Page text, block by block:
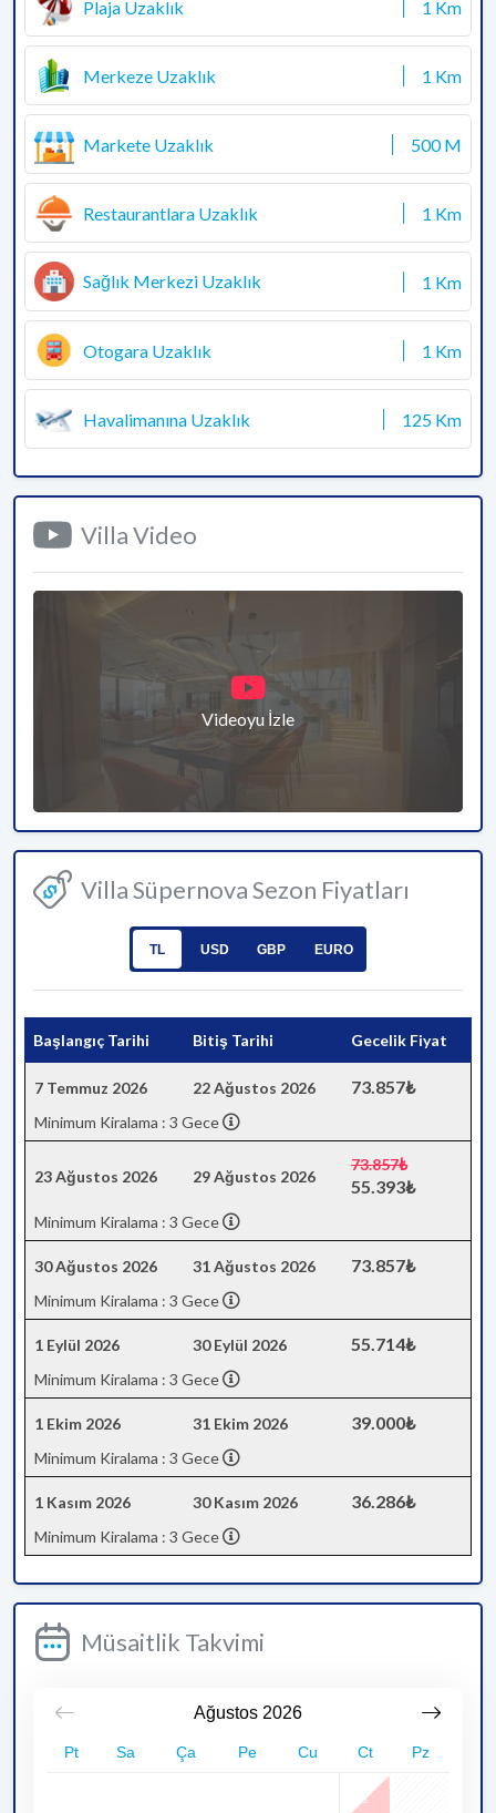
Plaja Uzaklık 1 Km
Merkeze Uzaklık 1 Km
Markete Uzaklık 500 M
Restaurantlara Uzaklık 1 Km
Sağlık Merkezi Uzaklık 1 Km
Otogara Uzaklık 1 Km
Havalimanına Uzaklık 125 Km
Villa Video
Videoyu İzle
Villa Süpernova Sezon Fiyatları
TL USD GBP EURO
Başlangıç Tarihi Bitiş Tarihi Gecelik Fiyat
7 Temmuz 2026 22 Ağustos 2026 73.857₺
Minimum Kiralama : 3 Gece
23 Ağustos 2026 29 Ağustos 2026
73.857₺
55.393₺
Minimum Kiralama : 3 Gece
30 Ağustos 2026 31 Ağustos 2026 73.857₺
Minimum Kiralama : 3 Gece
1 Eylül 2026 30 Eylül 2026 55.714₺
Minimum Kiralama : 3 Gece
1 Ekim 2026 31 Ekim 2026 39.000₺
Minimum Kiralama : 3 Gece
1 Kasım 2026 30 Kasım 2026 36.286₺
Minimum Kiralama : 3 Gece
Müsaitlik Takvimi
Ağustos 2026
Pt Sa Ça Pe Cu Ct Pz
1